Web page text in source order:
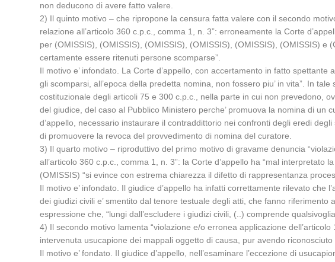
non deducono di avere fatto valere.
2) Il quinto motivo – che ripropone la censura fatta valere con il secondo
relazione all’articolo 360 c.p.c., comma 1, n. 3”: erroneamente la Corte
per (OMISSIS), (OMISSIS), (OMISSIS), (OMISSIS), (OMISSIS), (OMISSIS)
certamente essere ritenuti persone scomparse”.
Il motivo e’ infondato. La Corte d’appello, con accertamento in fatto
gli scomparsi, all’epoca della predetta nomina, non fossero piu’ in vita”. In
costituzionale degli articoli 75 e 300 c.p.c., nella parte in cui non prevedono,
del giudice, del caso al Pubblico Ministero perche’ promuova la nomina di
d’appello, necessario instaurare il contraddittorio nei confronti degli eredi
di promuovere la revoca del provvedimento di nomina del curatore.
3) Il quarto motivo – riproduttivo del primo motivo di gravame denuncia
all’articolo 360 c.p.c., comma 1, n. 3”: la Corte d’appello ha “mal interpretato
(OMISSIS) “si evince con estrema chiarezza il difetto di rappresentanza
Il motivo e’ infondato. Il giudice d’appello ha infatti correttamente rilevato
dei giudizi civili e’ smentito dal tenore testuale degli atti, che fanno
espressione che, “lungi dall’escludere i giudizi civili, (..) comprende
4) Il secondo motivo lamenta “violazione e/o erronea applicazione
intervenuta usucapione dei mappali oggetto di causa, pur avendo
Il motivo e’ fondato. Il giudice d’appello, nell’esaminare l’eccezione di